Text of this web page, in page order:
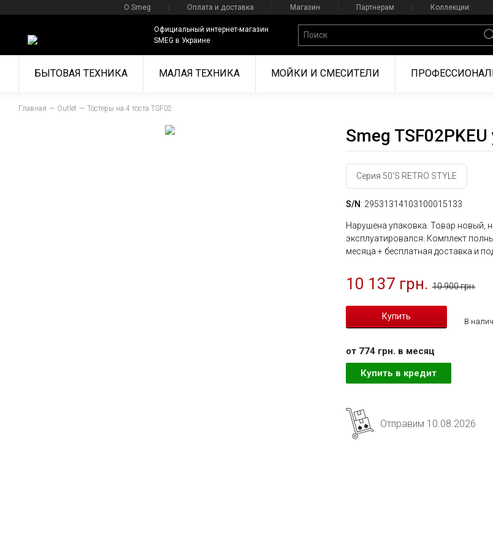
О Smeg Оплата и доставка Магазин Партнерам Коллекции
Официальный интернет-магазин
SMEG в Украине
БЫТОВАЯ ТЕХНИКА МАЛАЯ ТЕХНИКА МОЙКИ И СМЕСИТЕЛИ
Главная Outlet Тостеры на 4 тоста TSF02
Smeg TSF02PKEU
Серия 50'S RETRO STYLE
S/N: 29531314103100015133
Нарушена упаковка. Товар новый,
эксплуатировался. Комплект
месяца + бесплатная доставка и
10 137 грн. 10 900 грн.
В
от 774 грн. в месяц
Купить в кредит
Отправим 10.08.2026